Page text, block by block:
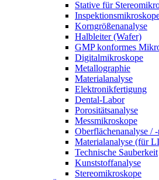
Stative für
Korngrößenanalyse
Halbleiter (Wafer)
GMP konformes
Digitalmikroskope
Metallographie
Materialanalyse
Elektronikfertigung
Dental-Labor
Porositätsanalyse
Messmikroskope
Oberflächenanalyse /
Materialanalyse (für
Technische Sauberkeit
Kunststoffanalyse
Stereomikroskope